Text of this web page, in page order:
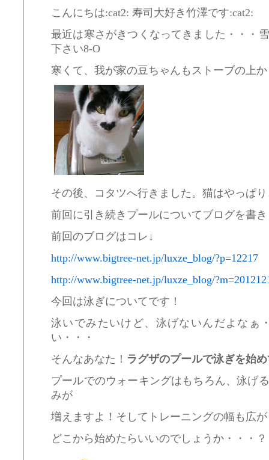
こんにちは:cat2: 寿司大好き竹澤です:cat2:
最近は寒さがきつくなってきました・・・
下さい8-O
寒くて、我が家の豆ちゃんもストーブの上
その後、コタツへ行きました。猫はやっぱ
前回に引き続きプールについてブログを書
前回のブログはコレ↓
http://www.bigtree-net.jp/luxze_blog/?p=12217
http://www.bigtree-net.jp/luxze_blog/
今回は泳ぎについてです！
泳いでみたいけど、泳げないんだよなぁ
い・・・
そんなあなた！ ラグザのプールで泳ぎを始
プールでのウォーキングはもちろん、泳げ
みが
増えますよ！そしてトレーニングの幅も広
どこから始めたらいいのでしょうか・・・？